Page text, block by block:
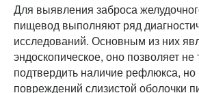
Для выявления заброса
пищевод выполняют ряд
исследований. Основным из них
эндоскопическое, оно позволяет не
подтвердить наличие рефлюкса, но
повреждений слизистой оболочки